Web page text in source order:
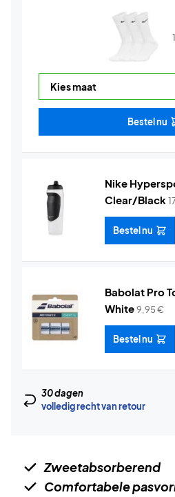
Bestel nu
Nike
Clear/Black
Bestel nu
Babolat Pro
White9,95€
Bestel nu
30 dagen
volledig recht van retour
Zweetabsorberend
Comfortabele